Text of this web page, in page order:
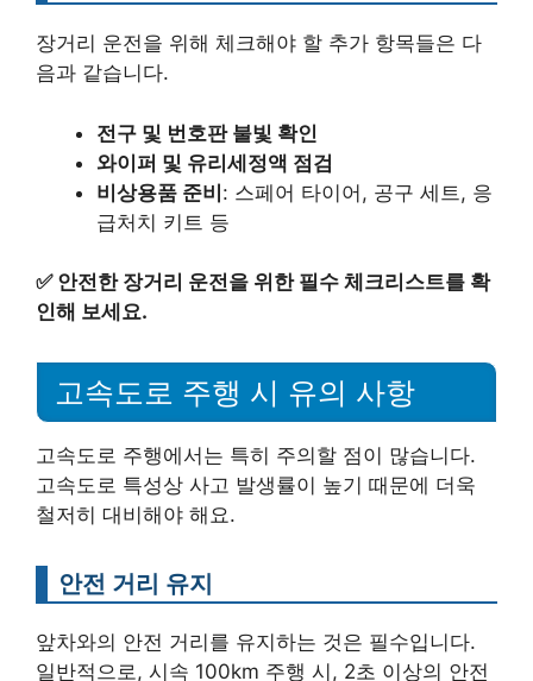
장거리 운전을 위해 체크해야 할 추가 항목들은 다
음과 같습니다.
전구 및 번호판 불빛 확인
와이퍼 및 유리세정액 점검
비상용품 준비: 스페어 타이어, 공구 세트, 응
급처치 키트 등
✅ 안전한 장거리 운전을 위한 필수 체크리스트를 확
인해 보세요.
고속도로 주행 시 유의 사항
고속도로 주행에서는 특히 주의할 점이 많습니다.
고속도로 특성상 사고 발생률이 높기 때문에 더욱
철저히 대비해야 해요.
안전 거리 유지
앞차와의 안전 거리를 유지하는 것은 필수입니다.
일반적으로, 시속 100km 주행 시, 2초 이상의 안전